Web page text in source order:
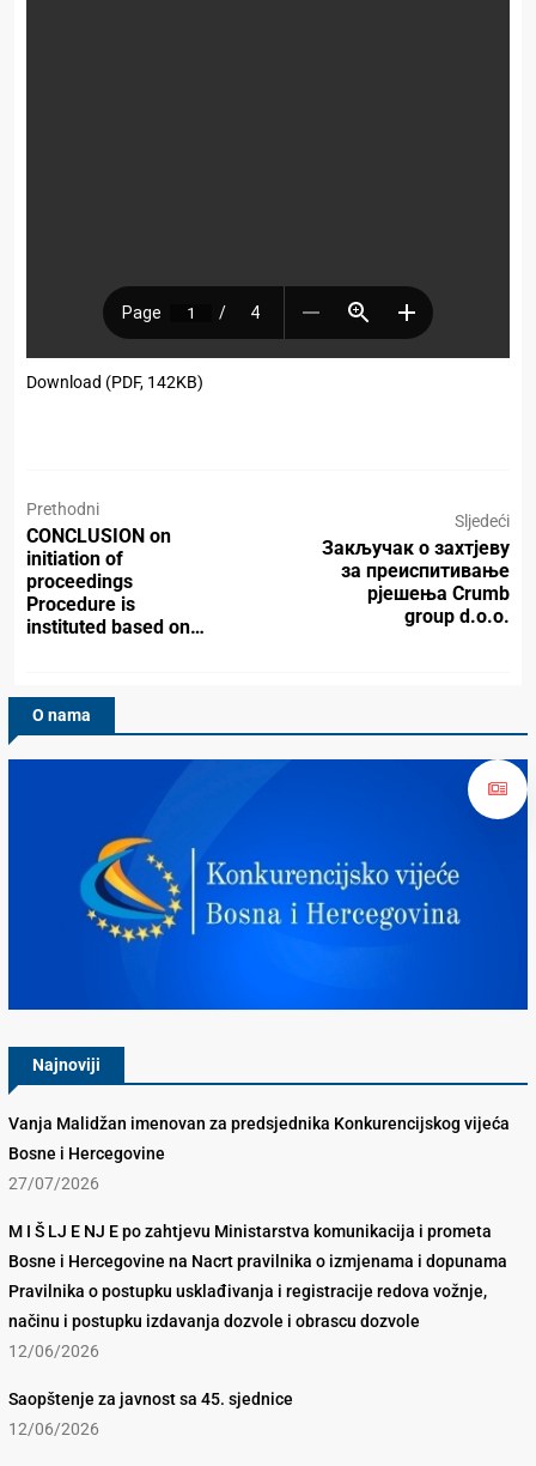
Download (PDF, 142KB)
Prethodni
CONCLUSION on
initiation of
proceedings
Procedure is
instituted based on…
Sljedeći
Закључак о захтјеву
за преиспитивање
рјешења Crumb
group d.o.o.
O nama
Najnoviji
Vanja Malidžan imenovan za predsjednika Konkurencijskog vijeća
Bosne i Hercegovine
27/07/2026
M I Š LJ E NJ E po zahtjevu Ministarstva komunikacija i prometa
Bosne i Hercegovine na Nacrt pravilnika o izmjenama i dopunama
Pravilnika o postupku usklađivanja i registracije redova vožnje,
načinu i postupku izdavanja dozvole i obrascu dozvole
12/06/2026
Saopštenje za javnost sa 45. sjednice
12/06/2026